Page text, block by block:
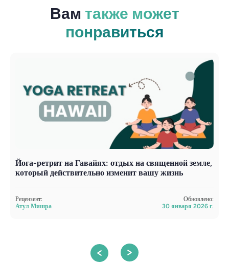
Вам также может
понравиться
Йога-ретрит на Гавайях: отдых на священной земле,
который действительно изменит вашу жизнь
Рецензент:
Атул Мишра
Обновлено:
30 января 2026 г.